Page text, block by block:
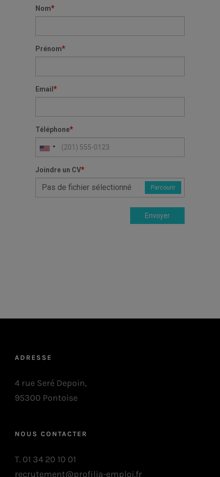
Nom*
Prénom*
Email *
Téléphone*
Joindre un CV*
Pas de fichier sélectionné
Parcourir
Envoyer
ADRESSE
4 rue Seré Depoin,
95300 Pontoise
NOUS CONTACTER
T. 01 34 20 10 01
recrutement@profilia-emploi.fr